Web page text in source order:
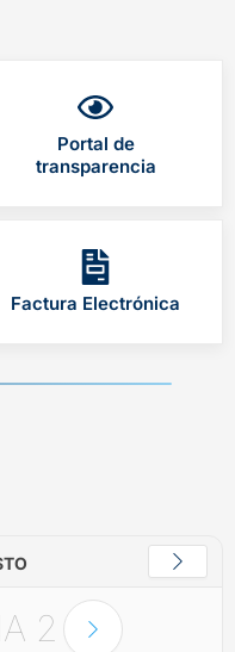
Portal de
transparencia
Factura Electrónica
2